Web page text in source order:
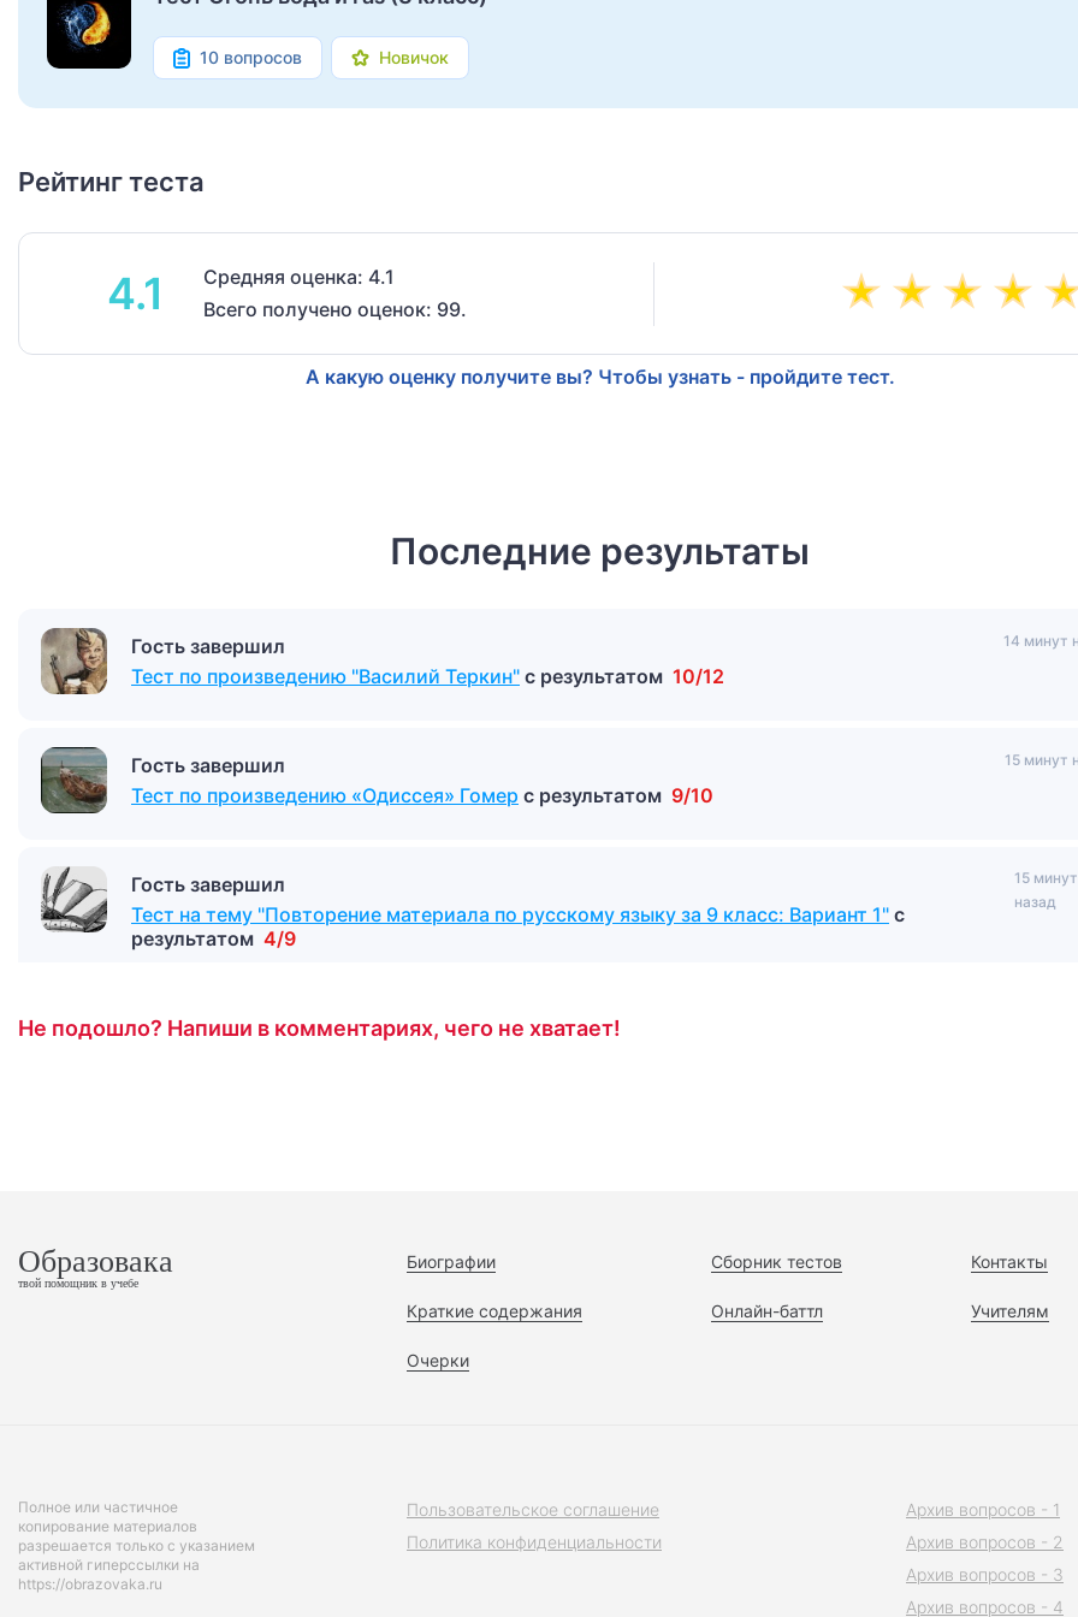
10 вопросов Новичок
Рейтинг теста
4.1
Средняя оценка: 4.1
Всего получено оценок: 99.
А какую оценку получите вы? Чтобы узнать - пройдите тест.
Последние результаты
Гость завершил
Тест по произведению "Василий Теркин" с результатом 10/12
14 минут
Гость завершил
Тест по произведению «Одиссея» Гомер с результатом 9/10
15 минут
Гость завершил
Тест на тему "Повторение материала по русскому языку за 9 класс: Вариант 1" с
результатом 4/9
15 минут
назад
Не подошло? Напиши в комментариях, чего не хватает!
Образовака
твой помощник в учебе
Биографии
Краткие содержания
Очерки
Сборник тестов
Онлайн-баттл
Контакты
Учителям
Полное или частичное
копирование материалов
разрешается только с указанием
активной гиперссылки на
https://obrazovaka.ru
Пользовательское соглашение
Политика конфиденциальности
Архив вопросов - 1
Архив вопросов - 2
Архив вопросов - 3
Архив вопросов - 4